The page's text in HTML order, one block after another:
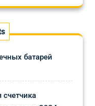
батарей
счетчика